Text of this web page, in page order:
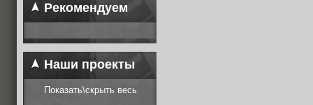
Рекомендуем
Наши проекты
Показать\скрыть весь